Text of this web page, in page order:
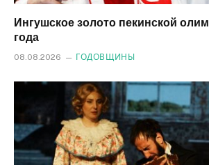
Ингушское золото пекинской
года
08.08.2026 ГОДОВЩИНЫ